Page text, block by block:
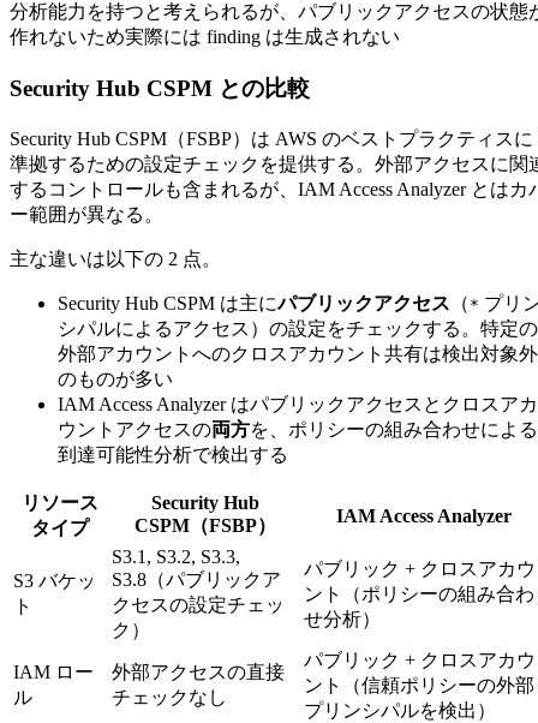
分析能力を持つと考えられるが、パブリックアクセスの状態
作れないため実際には finding は生成されない
Security Hub CSPM との比較
Security Hub CSPM（FSBP）は AWS のベストプラクティスに
準拠するための設定チェックを提供する。外部アクセスに関
するコントロールも含まれるが、IAM Access Analyzer とはカ
ー範囲が異なる。
主な違いは以下の 2 点。
Security Hub CSPM は主にパブリックアクセス （ * プリ
シパルによるアクセス）の設定をチェックする。特定の
外部アカウントへのクロスアカウント共有は検出対象外
のものが多い
IAM Access Analyzer はパブリックアクセスとクロスアカ
ウントアクセスの両方を、ポリシーの組み合わせによる
到達可能性分析で検出する
リソース
タイプ
Security Hub
CSPM（FSBP）
IAM Access Analyzer
S3 バケッ
ト
S3.1, S3.2, S3.3,
S3.8（パブリックア
クセスの設定チェッ
ク）
パブリック + クロスアカウ
ント（ポリシーの組み合わ
せ分析）
IAM ロー
ル
外部アクセスの直接
チェックなし
パブリック + クロスアカウ
ント（信頼ポリシーの外部
プリンシパルを検出）